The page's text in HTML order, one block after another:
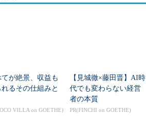
が絶景、収益も
るその仕組みと
VILLA on GOETHE)
【見城徹×藤田晋】AI時
代でも変わらない経営
者の本質
PR(FINCHI on GOETHE)